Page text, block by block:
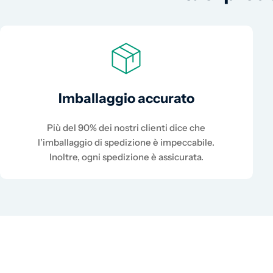
Imballaggio accurato
Più del 90% dei nostri clienti dice che
l'imballaggio di spedizione è impeccabile.
Inoltre, ogni spedizione è assicurata.